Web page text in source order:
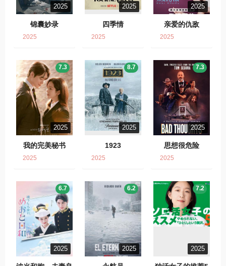
2025
锦囊妙录
2025
2025
四季情
2025
2025
亲爱的仇敌
2025
2025
我的完美秘书
7.3
2025
2025
1923
8.7
2025
2025
思想很危险
7.3
2025
2025
6.7
2025
6.2
2025
7.2